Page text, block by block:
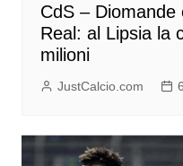
CdS –
Real: al Lipsia la
milioni
JustCalcio.com